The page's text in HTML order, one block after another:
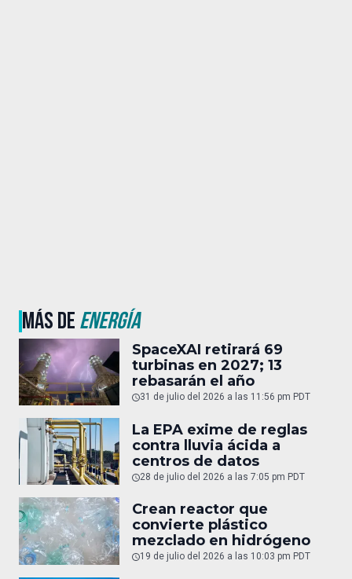
MÁS DEENERGÍA
SpaceXAI retirará 69
turbinas en 2027; 13
rebasarán el año
31 de julio del 2026 a las 11:56 pm PDT
La EPA exime de reglas
contra lluvia ácida a
centros de datos
28 de julio del 2026 a las 7:05 pm PDT
Crean reactor que
convierte plástico
mezclado en hidrógeno
19 de julio del 2026 a las 10:03 pm PDT